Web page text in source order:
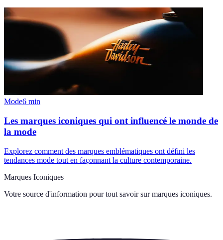
Mode6 min
Les marques iconiques qui ont influencé le monde de
la mode
Explorez comment des marques emblématiques ont défini les
tendances mode tout en façonnant la culture contemporaine.
Marques Iconiques
Votre source d'information pour tout savoir sur marques iconiques.